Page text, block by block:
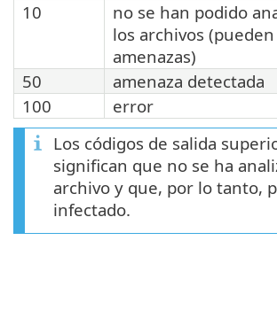
10
no se han podido
los archivos
amenazas)
50
amenaza detectada
100
error
Los códigos de salida
significan que no se ha
archivo y que, por lo tanto,
infectado.